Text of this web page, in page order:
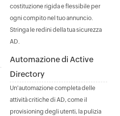
costituzione rigida e flessibile per
ogni compito nel tuo annuncio.
Stringa le redini della tua sicurezza
AD.
Automazione di Active
Directory
Un'automazione completa delle
attività critiche di AD, come il
provisioning degli utenti, la pulizia